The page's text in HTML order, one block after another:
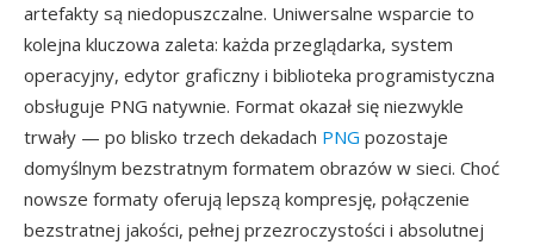
artefakty są niedopuszczalne. Uniwersalne wsparcie to
kolejna kluczowa zaleta: każda przeglądarka, system
operacyjny, edytor graficzny i biblioteka programistyczna
obsługuje PNG natywnie. Format okazał się niezwykle
trwały — po blisko trzech dekadach PNG pozostaje
domyślnym bezstratnym formatem obrazów w sieci. Choć
nowsze formaty oferują lepszą kompresję, połączenie
bezstratnej jakości, pełnej przezroczystości i absolutnej